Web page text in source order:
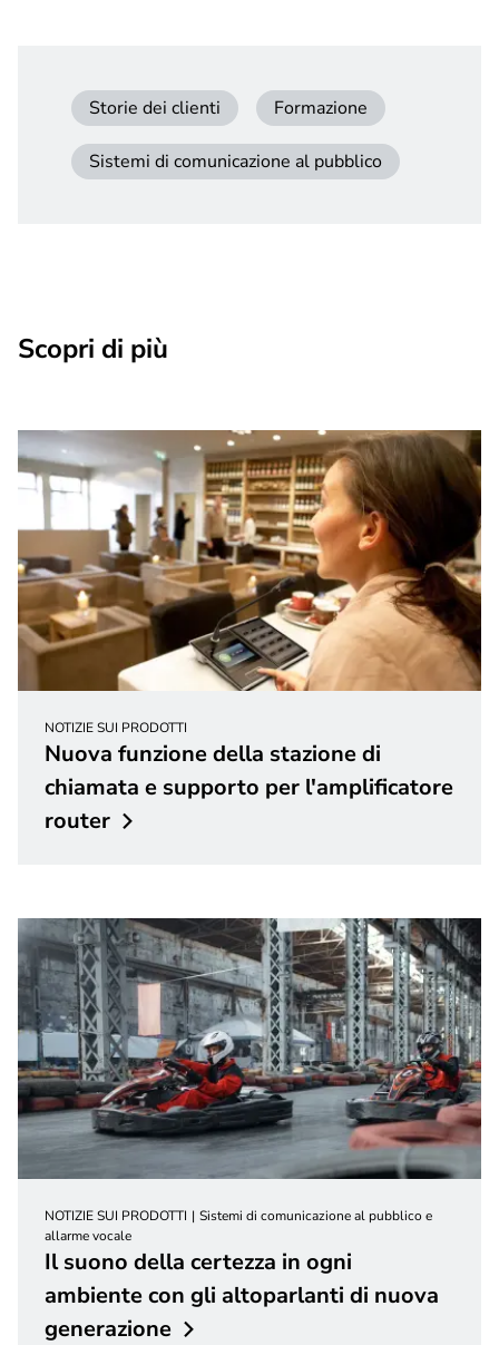
Storie dei clienti Formazione
Sistemi di comunicazione al pubblico
Scopri di più
NOTIZIE SUI PRODOTTI
Nuova funzione della stazione di
chiamata e supporto per l'amplificatore
router
NOTIZIE SUI PRODOTTI
Sistemi di comunicazione al pubblico e
allarme vocale
Il suono della certezza in ogni
ambiente con gli altoparlanti di nuova
generazione